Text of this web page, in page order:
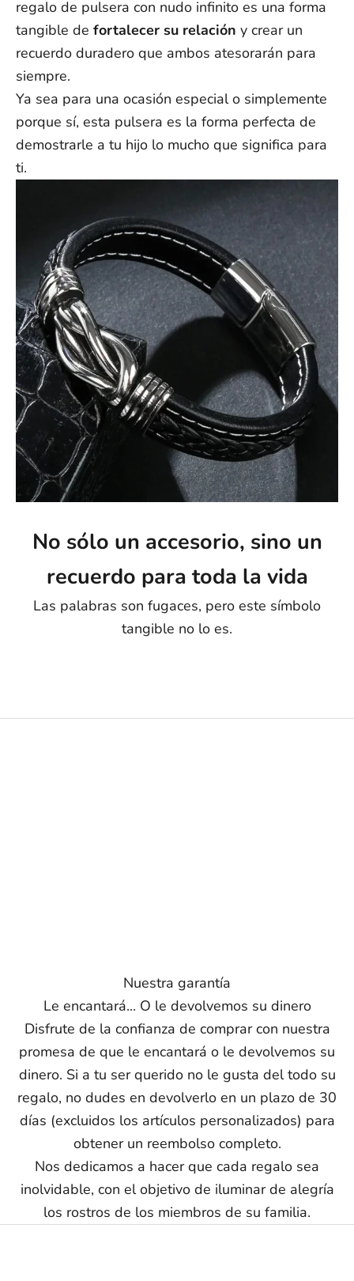
regalo de pulsera con nudo infinito es una forma
tangible de fortalecer su relación y crear un
recuerdo duradero que ambos atesorarán para
siempre.
Ya sea para una ocasión especial o simplemente
porque sí, esta pulsera es la forma perfecta de
demostrarle a tu hijo lo mucho que significa para
ti.
No sólo un accesorio, sino un
recuerdo para toda la vida
Las palabras son fugaces, pero este símbolo
tangible no lo es.
Nuestra garantía
Le encantará... O le devolvemos su dinero
Disfrute de la confianza de comprar con nuestra
promesa de que le encantará o le devolvemos su
dinero. Si a tu ser querido no le gusta del todo su
regalo, no dudes en devolverlo en un plazo de 30
días (excluidos los artículos personalizados) para
obtener un reembolso completo.
Nos dedicamos a hacer que cada regalo sea
inolvidable, con el objetivo de iluminar de alegría
los rostros de los miembros de su familia.